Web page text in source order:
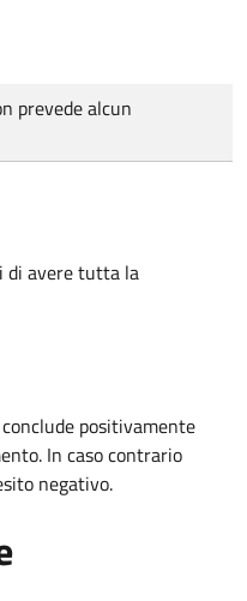
prevede alcun
di avere tutta la
positivamente
In caso contrario
negativo.